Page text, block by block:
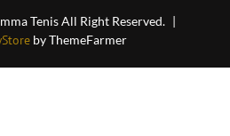
Tenis All Right Reserved. |
by ThemeFarmer